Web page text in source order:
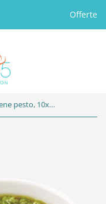
Offerte
Pesto alla genovese/groene pesto, 10x500gr